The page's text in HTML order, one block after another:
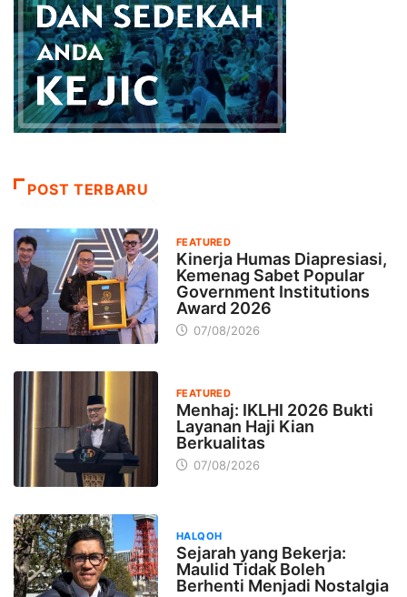
POST TERBARU
FEATURED
Kinerja Humas Diapresiasi,
Kemenag Sabet Popular
Government Institutions
Award 2026
07/08/2026
FEATURED
Menhaj: IKLHI 2026 Bukti
Layanan Haji Kian
Berkualitas
07/08/2026
HALQOH
Sejarah yang Bekerja:
Maulid Tidak Boleh
Berhenti Menjadi Nostalgia